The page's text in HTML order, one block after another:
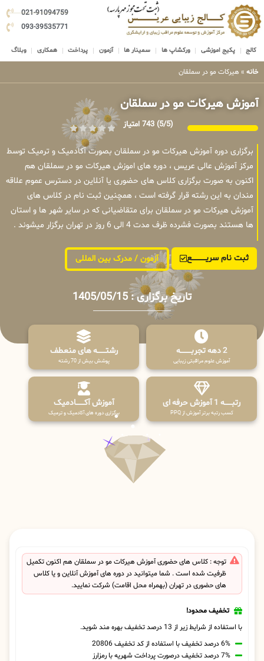
021-91094759
093-39535771
کالج پکیج اموزشی ورکشاپ ها سمینار ها آزمون پرداخت همکاری وبلاگ
خانه » هیرکات مو در سملقان
آموزش هیرکات مو در سملقان
(5/5) 743 امتیاز
برگزاری دوره آموزش هیرکات مو در سملقان بصورت آکادمیک و ترمیک توسط
مرکز آموزش عالی عریس ، دوره های اموزش هیرکات مو در سملقان هم
اکنون به صورت برگزاری کلاس های حضوری یا آنلاین در دسترس عموم علاقه
مندان به این رشته قرار گرفته است ، همچنین ثبت نام در کلاس های
آموزش هیرکات مو در سملقان برای متقاضیانی که در سایر شهر ها و استان
ها هستند بصورت فشرده ظرف مدت 4 الی 6 روز در تهران برگزار میشوند .
ثبت نام سریــــــــــــع آزمون / مدرک بین المللی
تاریخ برگزاری : 1405/05/15
2 دهه تجربـــــــــه
آموزش علوم مراقبتی زیبایی
رشتـــــــه های منعطف
پوشش بیش از 70 رشته
رتبــــــه 1 آموزش حرفه ای
کسب رتبه برتر آموزش از PPQ
آموزش آکـــــــادمیک
برگزاری دوره های آکادمیک و ترمیک
توجه : کلاس های حضوری آموزش هیرکات مو در سملقان هم اکنون تکمیل
ظرفیت شده است . شما میتوانید در دوره های آموزش آنلاین و یا کلاس
های حضوری در تهران (بهمراه محل اقامت) شرکت نمایید.
تخفیف محدود!
با استفاده از شرایط زیر از 13 درصد تخفیف بهره مند شوید.
6% درصد تخفیف با استفاده از کد تخفیف 20806
7% درصد تخفیف درصورت پرداخت شهریه با رمزارز